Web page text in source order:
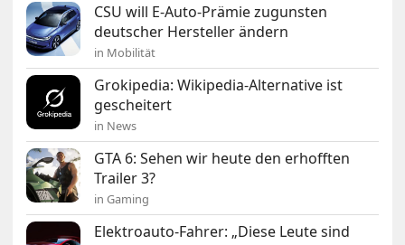
CSU will E-Auto-Prämie zugunsten
deutscher Hersteller ändern
in Mobilität
Grokipedia: Wikipedia-Alternative ist
gescheitert
in News
GTA 6: Sehen wir heute den erhofften
Trailer 3?
in Gaming
Elektroauto-Fahrer: „Diese Leute sind